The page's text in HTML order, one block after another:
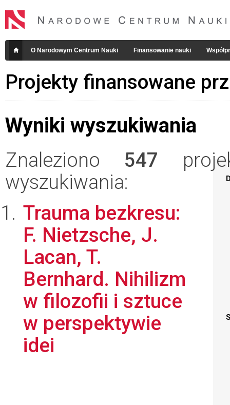
O Narodowym Centrum Nauki Finansowanie nauki
Projekty finansowane
Wyniki wyszukiwania
Znaleziono 547
wyszukiwania:
Trauma bezkresu:
F. Nietzsche, J.
Lacan, T.
Bernhard. Nihilizm
w filozofii i sztuce
w perspektywie
idei